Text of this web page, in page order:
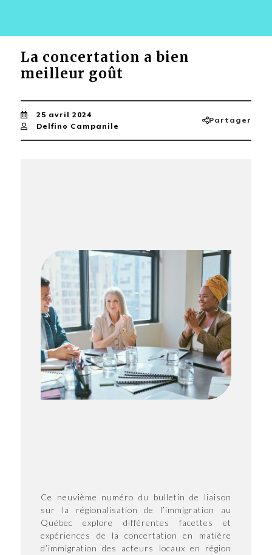
La concertation a bien
meilleur goût
25 avril 2024
Delfino Campanile
Partager
Ce neuvième numéro du bulletin de liaison
sur la régionalisation de l’immigration au
Québec explore différentes facettes et
expériences de la concertation en matière
d’immigration des acteurs locaux en région